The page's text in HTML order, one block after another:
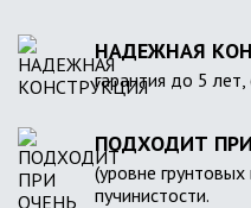
НАДЕЖНАЯ
гарантия до 5
ПОДХОДИТ
(уровне
пучинистости.